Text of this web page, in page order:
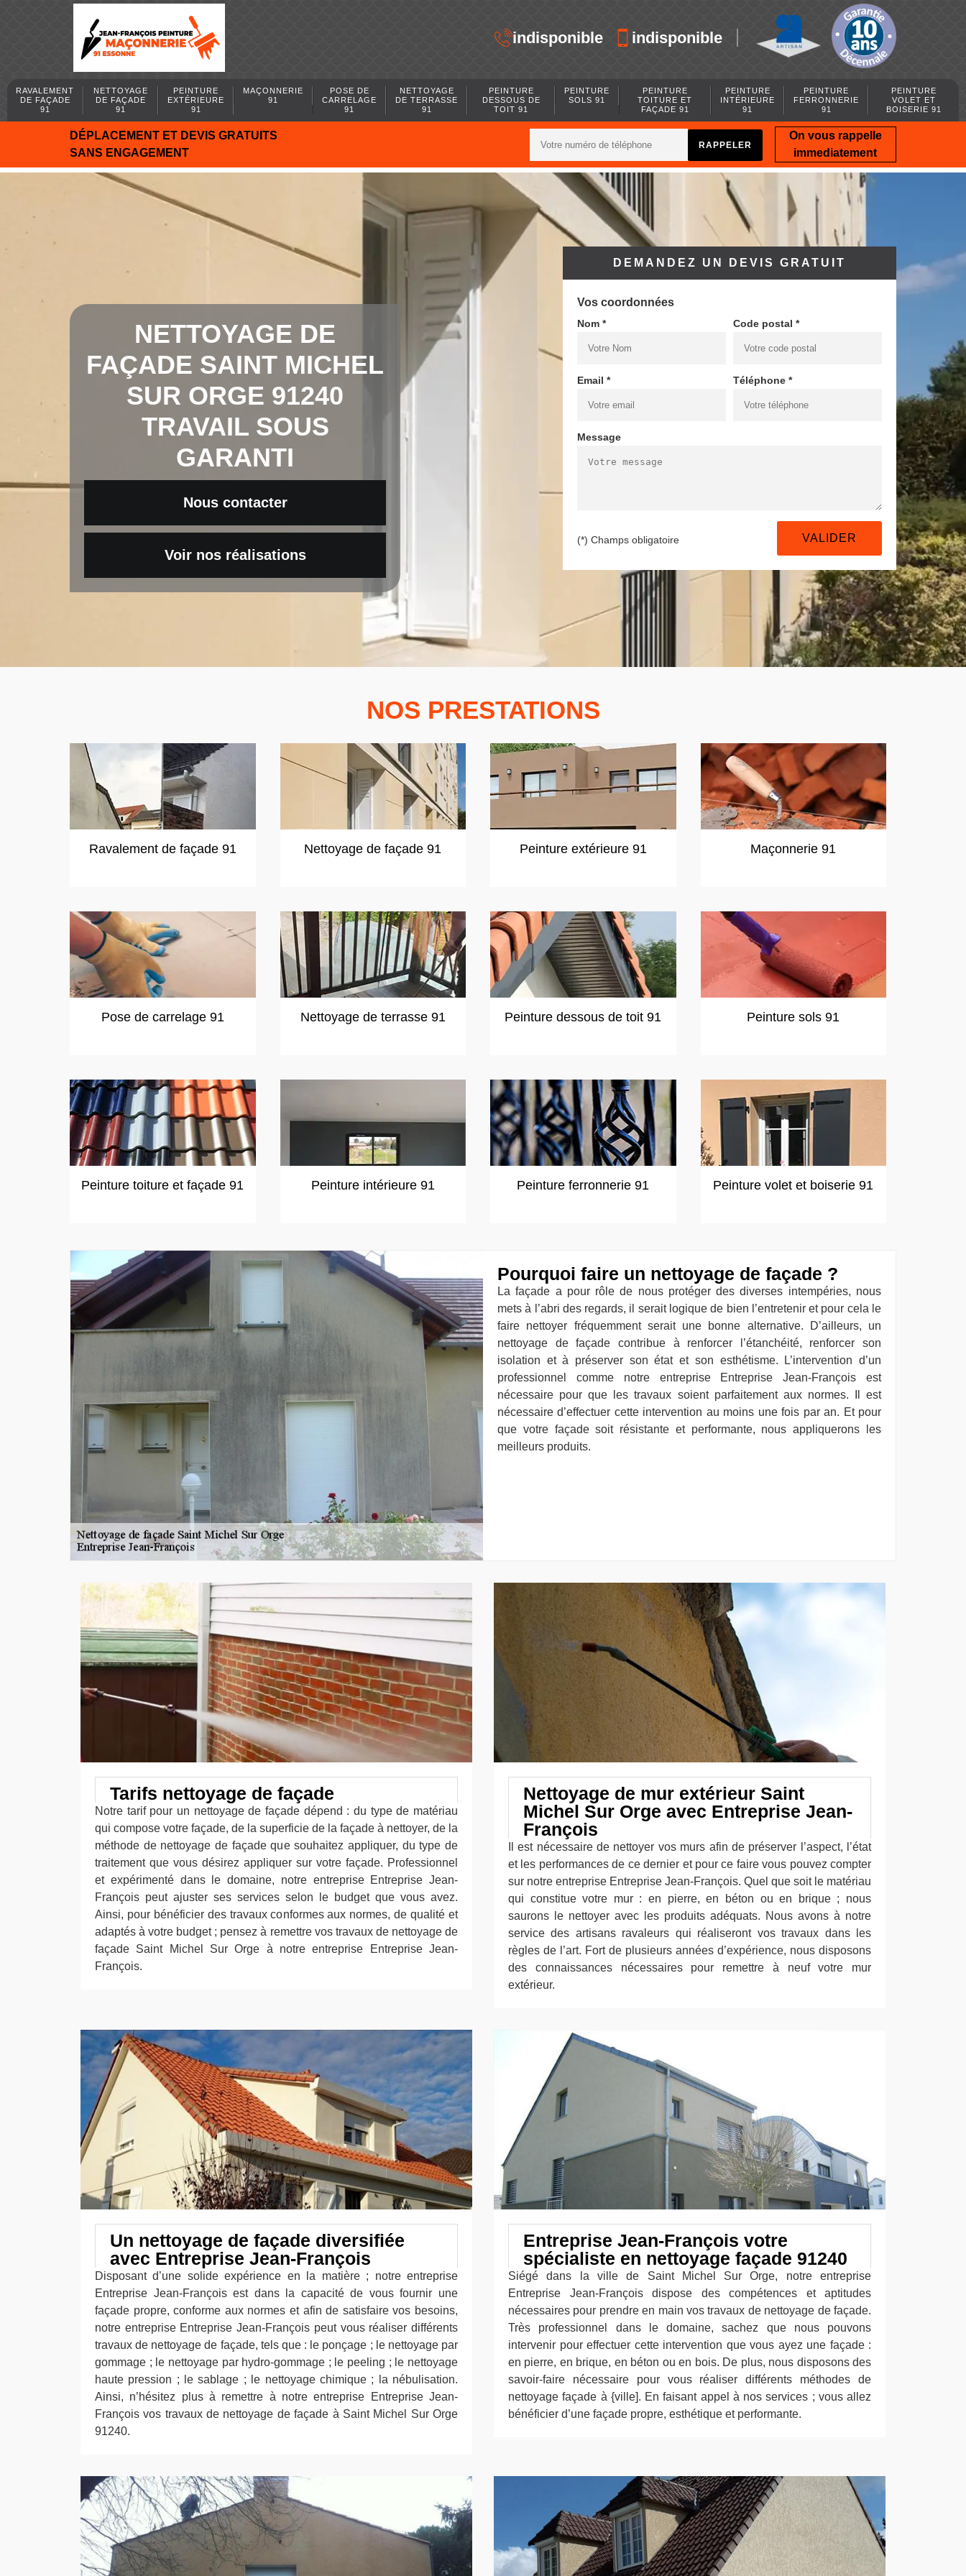
indisponible indisponible
RAVALEMENT
DE FAÇADE
91
NETTOYAGE
DE FAÇADE
91
PEINTURE
EXTÉRIEURE
91
MAÇONNERIE
91
POSE DE
CARRELAGE
91
NETTOYAGE
DE TERRASSE
91
PEINTURE
DESSOUS DE
TOIT 91
PEINTURE
SOLS 91
PEINTURE
TOITURE ET
FAÇADE 91
PEINTURE
INTÉRIEURE
91
PEINTURE
FERRONNERIE
91
PEINTURE
VOLET ET
BOISERIE 91
DÉPLACEMENT ET DEVIS GRATUITS
SANS ENGAGEMENT
On vous rappelle
immediatement
NETTOYAGE DE
FAÇADE SAINT MICHEL
SUR ORGE 91240
TRAVAIL SOUS
GARANTI
Nous contacter
Voir nos réalisations
DEMANDEZ UN DEVIS GRATUIT
Vos coordonnées
Nom * Code postal *
Email * Téléphone *
Message
(*) Champs obligatoire
NOS PRESTATIONS
Ravalement de façade 91 Nettoyage de façade 91 Peinture extérieure 91 Maçonnerie 91
Pose de carrelage 91 Nettoyage de terrasse 91 Peinture dessous de toit 91 Peinture sols 91
Peinture toiture et façade 91 Peinture intérieure 91 Peinture ferronnerie 91 Peinture volet et boiserie 91
Pourquoi faire un nettoyage de façade ?
La façade a pour rôle de nous protéger des diverses intempéries, nous
mets à l’abri des regards, il serait logique de bien l’entretenir et pour cela le
faire nettoyer fréquemment serait une bonne alternative. D’ailleurs, un
nettoyage de façade contribue à renforcer l’étanchéité, renforcer son
isolation et à préserver son état et son esthétisme. L’intervention d’un
professionnel comme notre entreprise Entreprise Jean-François est
nécessaire pour que les travaux soient parfaitement aux normes. Il est
nécessaire d’effectuer cette intervention au moins une fois par an. Et pour
que votre façade soit résistante et performante, nous appliquerons les
meilleurs produits.
Tarifs nettoyage de façade
Notre tarif pour un nettoyage de façade dépend : du type de matériau
qui compose votre façade, de la superficie de la façade à nettoyer, de la
méthode de nettoyage de façade que souhaitez appliquer, du type de
traitement que vous désirez appliquer sur votre façade. Professionnel
et expérimenté dans le domaine, notre entreprise Entreprise Jean-
François peut ajuster ses services selon le budget que vous avez.
Ainsi, pour bénéficier des travaux conformes aux normes, de qualité et
adaptés à votre budget ; pensez à remettre vos travaux de nettoyage de
façade Saint Michel Sur Orge à notre entreprise Entreprise Jean-
François.
Nettoyage de mur extérieur Saint
Michel Sur Orge avec Entreprise Jean-
François
Il est nécessaire de nettoyer vos murs afin de préserver l’aspect, l’état
et les performances de ce dernier et pour ce faire vous pouvez compter
sur notre entreprise Entreprise Jean-François. Quel que soit le matériau
qui constitue votre mur : en pierre, en béton ou en brique ; nous
saurons le nettoyer avec les produits adéquats. Nous avons à notre
service des artisans ravaleurs qui réaliseront vos travaux dans les
règles de l’art. Fort de plusieurs années d’expérience, nous disposons
des connaissances nécessaires pour remettre à neuf votre mur
extérieur.
Un nettoyage de façade diversifiée
avec Entreprise Jean-François
Disposant d’une solide expérience en la matière ; notre entreprise
Entreprise Jean-François est dans la capacité de vous fournir une
façade propre, conforme aux normes et afin de satisfaire vos besoins,
notre entreprise Entreprise Jean-François peut vous réaliser différents
travaux de nettoyage de façade, tels que : le ponçage ; le nettoyage par
gommage ; le nettoyage par hydro-gommage ; le peeling ; le nettoyage
haute pression ; le sablage ; le nettoyage chimique ; la nébulisation.
Ainsi, n’hésitez plus à remettre à notre entreprise Entreprise Jean-
François vos travaux de nettoyage de façade à Saint Michel Sur Orge
91240.
Entreprise Jean-François votre
spécialiste en nettoyage façade 91240
Siégé dans la ville de Saint Michel Sur Orge, notre entreprise
Entreprise Jean-François dispose des compétences et aptitudes
nécessaires pour prendre en main vos travaux de nettoyage de façade.
Très professionnel dans le domaine, sachez que nous pouvons
intervenir pour effectuer cette intervention que vous ayez une façade :
en pierre, en brique, en béton ou en bois. De plus, nous disposons des
savoir-faire nécessaire pour vous réaliser différents méthodes de
nettoyage façade à {ville]. En faisant appel à nos services ; vous allez
bénéficier d’une façade propre, esthétique et performante.